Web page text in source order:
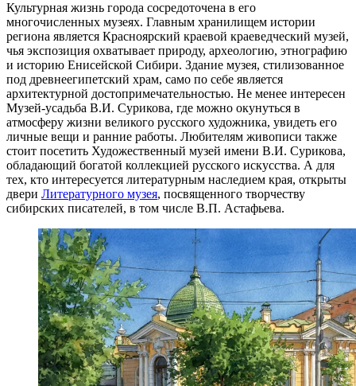
Культурная жизнь города сосредоточена в его
многочисленных музеях. Главным хранилищем истории
региона является Красноярский краевой краеведческий музей,
чья экспозиция охватывает природу, археологию, этнографию
и историю Енисейской Сибири. Здание музея, стилизованное
под древнеегипетский храм, само по себе является
архитектурной достопримечательностью. Не менее интересен
Музей-усадьба В.И. Сурикова, где можно окунуться в
атмосферу жизни великого русского художника, увидеть его
личные вещи и ранние работы. Любителям живописи также
стоит посетить Художественный музей имени В.И. Сурикова,
обладающий богатой коллекцией русского искусства. А для
тех, кто интересуется литературным наследием края, открыты
двери Литературного музея, посвященного творчеству
сибирских писателей, в том числе В.П. Астафьева.